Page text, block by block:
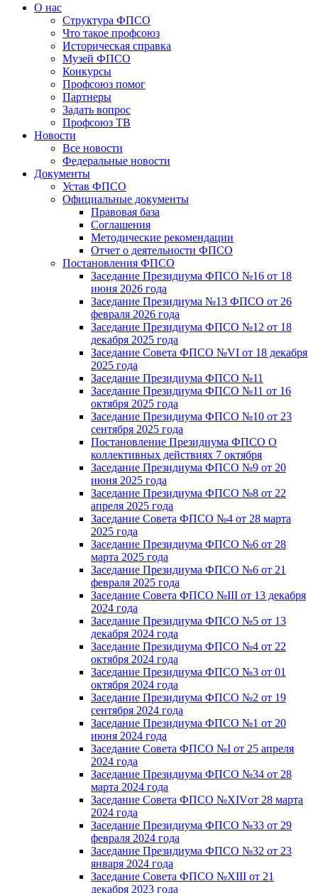
О нас
Структура ФПСО
Что такое профсоюз
Историческая справка
Музей ФПСО
Конкурсы
Профсоюз помог
Партнеры
Задать вопрос
Профсоюз ТВ
Новости
Все новости
Федеральные новости
Документы
Устав ФПСО
Официальные документы
Правовая база
Соглашения
Методические рекомендации
Отчет о деятельности ФПСО
Постановления ФПСО
Заседание Президиума ФПСО №16 от 18
июня 2026 года
Заседание Президиума №13 ФПСО от 26
февраля 2026 года
Заседание Президиума ФПСО №12 от 18
декабря 2025 года
Заседание Совета ФПСО №VI от 18 декабря
2025 года
Заседание Президиума ФПСО №11
Заседание Президиума ФПСО №11 от 16
октября 2025 года
Заседание Президиума ФПСО №10 от 23
сентября 2025 года
Постановление Президиума ФПСО О
коллективных действиях 7 октября
Заседание Президиума ФПСО №9 от 20
июня 2025 года
Заседание Президиума ФПСО №8 от 22
апреля 2025 года
Заседание Совета ФПСО №4 от 28 марта
2025 года
Заседание Президиума ФПСО №6 от 28
марта 2025 года
Заседание Президиума ФПСО №6 от 21
февраля 2025 года
Заседание Совета ФПСО №III от 13 декабря
2024 года
Заседание Президиума ФПСО №5 от 13
декабря 2024 года
Заседание Президиума ФПСО №4 от 22
октября 2024 года
Заседание Президиума ФПСО №3 от 01
октября 2024 года
Заседание Президиума ФПСО №2 от 19
сентября 2024 года
Заседание Президиума ФПСО №1 от 20
июня 2024 года
Заседание Совета ФПСО №I от 25 апреля
2024 года
Заседание Президиума ФПСО №34 от 28
марта 2024 года
Заседание Совета ФПСО №XIVот 28 марта
2024 года
Заседание Президиума ФПСО №33 от 29
февраля 2024 года
Заседание Президиума ФПСО №32 от 23
января 2024 года
Заседание Совета ФПСО №XIII от 21
декабря 2023 года